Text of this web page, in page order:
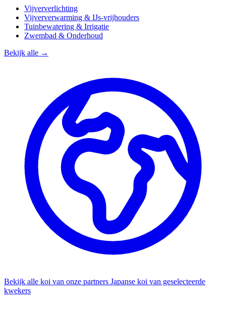
Vijververlichting
Vijververwarming & IJs-vrijhouders
Tuinbewatering & Irrigatie
Zwembad & Onderhoud
Bekijk alle →
Bekijk alle koi van onze partners Japanse koi van geselecteerde
kwekers